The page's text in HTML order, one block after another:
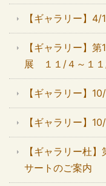
【ギャラリー】
【ギャラリー】
展 １１/４～１
【ギャラリー】
【ギャラリー】
【ギャラリー杜
サートのご案内